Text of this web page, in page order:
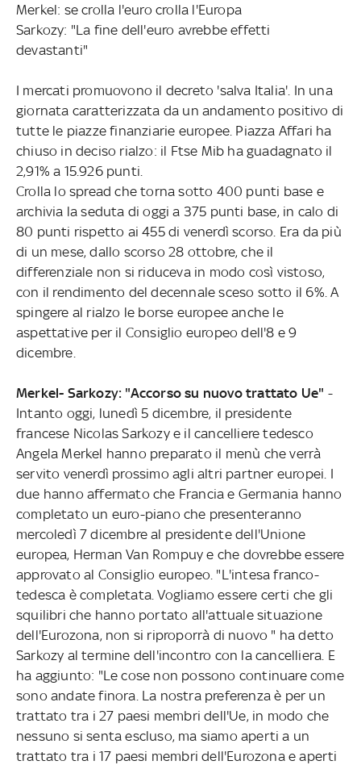
Merkel: se crolla l'euro crolla l'Europa
Sarkozy: "La fine dell'euro avrebbe effetti
devastanti"
I mercati promuovono il decreto 'salva Italia'. In una
giornata caratterizzata da un andamento positivo di
tutte le piazze finanziarie europee. Piazza Affari ha
chiuso in deciso rialzo: il Ftse Mib ha guadagnato il
2,91% a 15.926 punti.
Crolla lo spread che torna sotto 400 punti base e
archivia la seduta di oggi a 375 punti base, in calo di
80 punti rispetto ai 455 di venerdì scorso. Era da più
di un mese, dallo scorso 28 ottobre, che il
differenziale non si riduceva in modo così vistoso,
con il rendimento del decennale sceso sotto il 6%. A
spingere al rialzo le borse europee anche le
aspettative per il Consiglio europeo dell'8 e 9
dicembre.
Merkel- Sarkozy: "Accorso su nuovo trattato Ue" -
Intanto oggi, lunedì 5 dicembre, il presidente
francese Nicolas Sarkozy e il cancelliere tedesco
Angela Merkel hanno preparato il menù che verrà
servito venerdì prossimo agli altri partner europei. I
due hanno affermato che Francia e Germania hanno
completato un euro-piano che presenteranno
mercoledì 7 dicembre al presidente dell'Unione
europea, Herman Van Rompuy e che dovrebbe essere
approvato al Consiglio europeo. "L'intesa franco-
tedesca è completata. Vogliamo essere certi che gli
squilibri che hanno portato all'attuale situazione
dell'Eurozona, non si riproporrà di nuovo " ha detto
Sarkozy al termine dell'incontro con la cancelliera. E
ha aggiunto: "Le cose non possono continuare come
sono andate finora. La nostra preferenza è per un
trattato tra i 27 paesi membri dell'Ue, in modo che
nessuno si senta escluso, ma siamo aperti a un
trattato tra i 17 paesi membri dell'Eurozona e aperti